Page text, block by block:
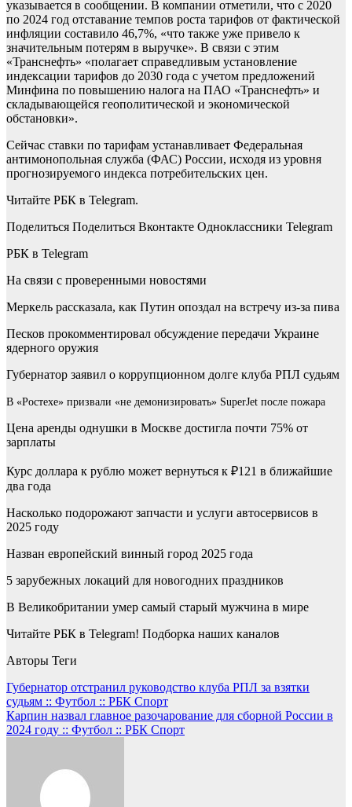
указывается в сообщении. В компании отметили, что с 2020
по 2024 год отставание темпов роста тарифов от фактической
инфляции составило 46,7%, «что также уже привело к
значительным потерям в выручке». В связи с этим
«Транснефть» «полагает справедливым установление
индексации тарифов до 2030 года с учетом предложений
Минфина по повышению налога на ПАО «Транснефть» и
складывающейся геополитической и экономической
обстановки».
Сейчас ставки по тарифам устанавливает Федеральная
антимонопольная служба (ФАС) России, исходя из уровня
прогнозируемого индекса потребительских цен.
Читайте РБК в Telegram.
Поделиться Поделиться Вконтакте Одноклассники Telegram
РБК в Telegram
На связи с проверенными новостями
Меркель рассказала, как Путин опоздал на встречу из-за пива
Песков прокомментировал обсуждение передачи Украине
ядерного оружия
Губернатор заявил о коррупционном долге клуба РПЛ судьям
В «Ростехе» призвали «не демонизировать» SuperJet после пожара
Цена аренды однушки в Москве достигла почти 75% от
зарплаты
Курс доллара к рублю может вернуться к ₽121 в ближайшие
два года
Насколько подорожают запчасти и услуги автосервисов в
2025 году
Назван европейский винный город 2025 года
5 зарубежных локаций для новогодних праздников
В Великобритании умер самый старый мужчина в мире
Читайте РБК в Telegram! Подборка наших каналов
Авторы Теги
Навигация
по
записям
Губернатор отстранил руководство клуба РПЛ за взятки
судьям :: Футбол :: РБК Спорт
Карпин назвал главное разочарование для сборной России в
2024 году :: Футбол :: РБК Спорт